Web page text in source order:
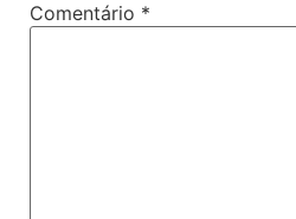
Comentário *